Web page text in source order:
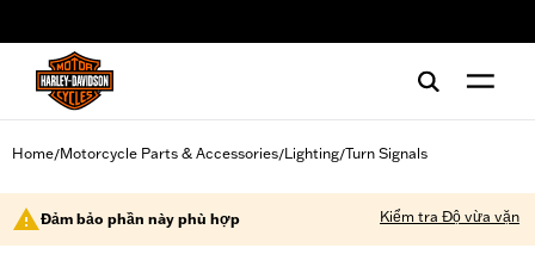
Home/Motorcycle Parts & Accessories/Lighting/Turn Signals
Đảm bảo phần này phù hợp Kiểm tra Độ vừa vặn